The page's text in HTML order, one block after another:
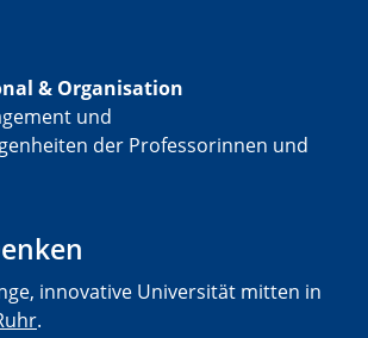
& Organisation
und
der Professorinnen und
innovative Universität mitten in
.